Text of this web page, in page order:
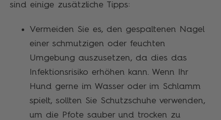
sind einige zusätzliche Tipps:
Vermeiden Sie es, den gespaltenen Nagel
einer schmutzigen oder feuchten
Umgebung auszusetzen, da dies das
Infektionsrisiko erhöhen kann. Wenn Ihr
Hund gerne im Wasser oder im Schlamm
spielt, sollten Sie Schutzschuhe verwenden,
um die Pfote sauber und trocken zu